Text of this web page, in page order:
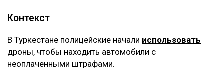
Контекст
В Туркестане полицейские начали использовать
дроны, чтобы находить автомобили с
неоплаченными штрафами.